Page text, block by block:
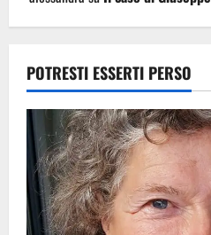
POTRESTI ESSERTI PERSO